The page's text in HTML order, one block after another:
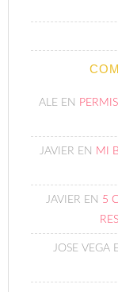
MI
5
JOSE VEGA